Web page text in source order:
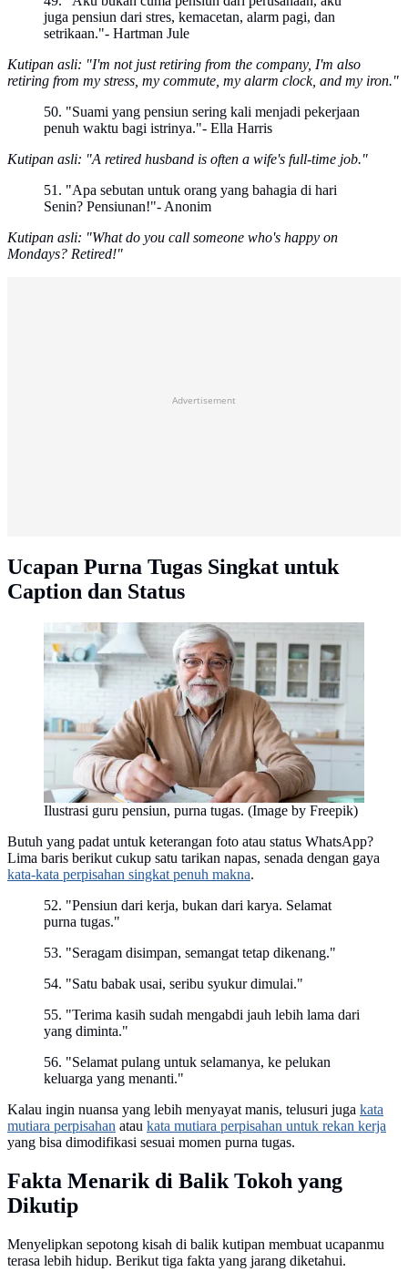
juga pensiun dari stres, kemacetan, alarm pagi, dan
setrikaan."- Hartman Jule
Kutipan asli: "I'm not just retiring from the company, I'm also
retiring from my stress, my commute, my alarm clock, and my iron."
50. "Suami yang pensiun sering kali menjadi pekerjaan
penuh waktu bagi istrinya."- Ella Harris
Kutipan asli: "A retired husband is often a wife's full-time job."
51. "Apa sebutan untuk orang yang bahagia di hari
Senin? Pensiunan!"- Anonim
Kutipan asli: "What do you call someone who's happy on
Mondays? Retired!"
Advertisement
Ucapan Purna Tugas Singkat untuk
Caption dan Status
Ilustrasi guru pensiun, purna tugas. (Image by Freepik)
Butuh yang padat untuk keterangan foto atau status WhatsApp?
Lima baris berikut cukup satu tarikan napas, senada dengan gaya
kata-kata perpisahan singkat penuh makna.
52. "Pensiun dari kerja, bukan dari karya. Selamat
purna tugas."
53. "Seragam disimpan, semangat tetap dikenang."
54. "Satu babak usai, seribu syukur dimulai."
55. "Terima kasih sudah mengabdi jauh lebih lama dari
yang diminta."
56. "Selamat pulang untuk selamanya, ke pelukan
keluarga yang menanti."
Kalau ingin nuansa yang lebih menyayat manis, telusuri juga kata
mutiara perpisahan atau kata mutiara perpisahan untuk rekan kerja
yang bisa dimodifikasi sesuai momen purna tugas.
Fakta Menarik di Balik Tokoh yang
Dikutip
Menyelipkan sepotong kisah di balik kutipan membuat ucapanmu
terasa lebih hidup. Berikut tiga fakta yang jarang diketahui.